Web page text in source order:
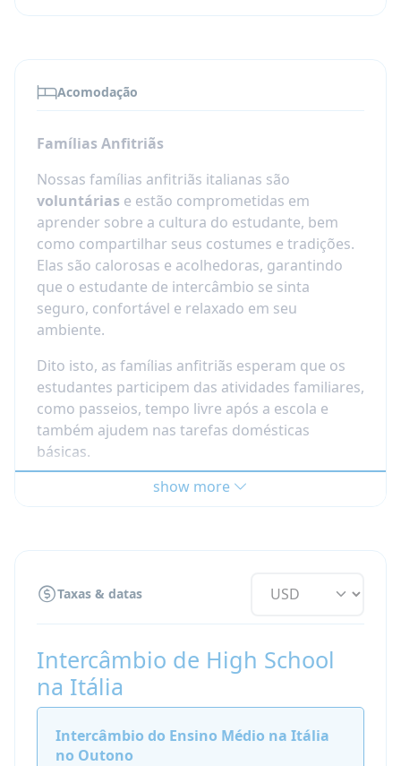
Destaques do Programa:
chegada, os estudantes são transferidos
majestosa Milão. Aqui eles têm a
oportunidade de conhecer outros jovens
viajantes e participar de um curso intensivo
de idioma 4 horas por dia durante 4 dias.
Apóio do Coordenador Local : Cada aluno
recebe um representante local voluntário
que é responsável por garantir o bem-estar
de cada um de nossos alunos. Nossos
coordenadores locais são geralmente
professores das escolas locais que buscam
desenvolver ainda mais intercâmbios
internacionais em sua comunidade local.
Não é possível se formar neste programa.
Se você deseja melhorar seu italiano enquanto
Acomodação
Famílias Anfitriãs
Nossas famílias anfitriãs italianas são
voluntárias e estão comprometidas em
aprender sobre a cultura do estudante, bem
como compartilhar seus costumes e tradições.
Elas são calorosas e acolhedoras, garantindo
que o estudante de intercâmbio se sinta
seguro, confortável e relaxado em seu
ambiente.
Dito isto, as famílias anfitriãs esperam que os
estudantes participem das atividades familiares,
como passeios, tempo livre após a escola e
também ajudem nas tarefas domésticas
básicas.
Os estudantes receberão pensão completa:
Café da manhã, Almoço e Jantar. Almoços
show more
Taxas & datas
Intercâmbio de High School
na Itália
Intercâmbio do Ensino Médio na Itália
no Outono